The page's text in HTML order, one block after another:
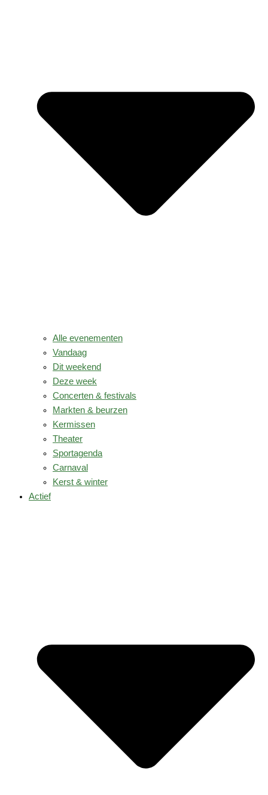
Alle evenementen
Vandaag
Dit weekend
Deze week
Concerten & festivals
Markten & beurzen
Kermissen
Theater
Sportagenda
Carnaval
Kerst & winter
Actief